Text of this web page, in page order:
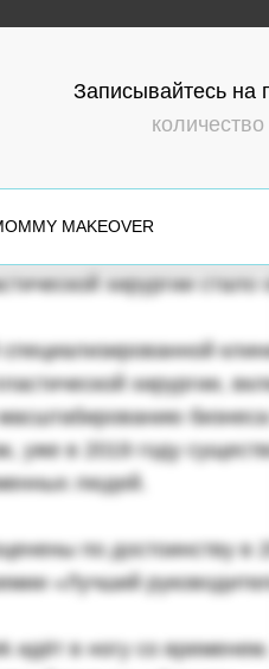
хирургии
хирургии,
уже в 2019 году
людей.
по достоинству в
«Лучший
идёт в ногу со
Записывайтесь на
MAKEOVER